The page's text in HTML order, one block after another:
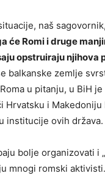
naš
će Romi i druge
opstruiraju njihova
balkanske zemlje
u pitanju, u BiH
Hrvatsku i
institucije ovih država.
bolje organizovati i
mnogi romski